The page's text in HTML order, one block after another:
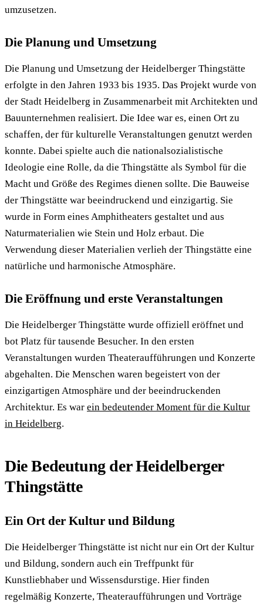
umzusetzen.
Die Planung und Umsetzung
Die Planung und Umsetzung der Heidelberger Thingstätte
erfolgte in den Jahren 1933 bis 1935. Das Projekt wurde von
der Stadt Heidelberg in Zusammenarbeit mit Architekten und
Bauunternehmen realisiert. Die Idee war es, einen Ort zu
schaffen, der für kulturelle Veranstaltungen genutzt werden
konnte. Dabei spielte auch die nationalsozialistische
Ideologie eine Rolle, da die Thingstätte als Symbol für die
Macht und Größe des Regimes dienen sollte. Die Bauweise
der Thingstätte war beeindruckend und einzigartig. Sie
wurde in Form eines Amphitheaters gestaltet und aus
Naturmaterialien wie Stein und Holz erbaut. Die
Verwendung dieser Materialien verlieh der Thingstätte eine
natürliche und harmonische Atmosphäre.
Die Eröffnung und erste Veranstaltungen
Die Heidelberger Thingstätte wurde offiziell eröffnet und
bot Platz für tausende Besucher. In den ersten
Veranstaltungen wurden Theateraufführungen und Konzerte
abgehalten. Die Menschen waren begeistert von der
einzigartigen Atmosphäre und der beeindruckenden
Architektur. Es war ein bedeutender Moment für die Kultur
in Heidelberg.
Die Bedeutung der Heidelberger
Thingstätte
Ein Ort der Kultur und Bildung
Die Heidelberger Thingstätte ist nicht nur ein Ort der Kultur
und Bildung, sondern auch ein Treffpunkt für
Kunstliebhaber und Wissensdurstige. Hier finden
regelmäßig Konzerte, Theateraufführungen und Vorträge